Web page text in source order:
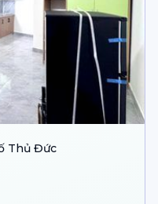
Thủ Đức